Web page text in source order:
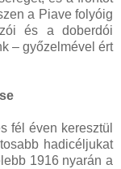
a Piave folyóig
és a doberdói
– győzelmével ért
fél éven keresztül
hadicéljukat
1916 nyarán a